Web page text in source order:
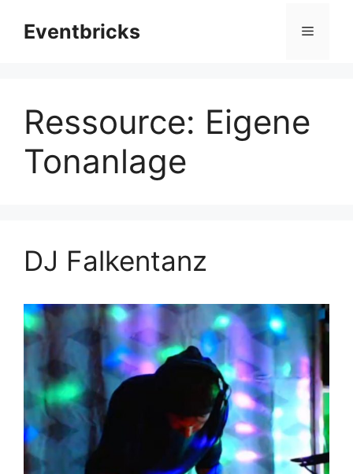
InhaltEventbricks Menü
Ressource: Eigene
Tonanlage
DJ Falkentanz